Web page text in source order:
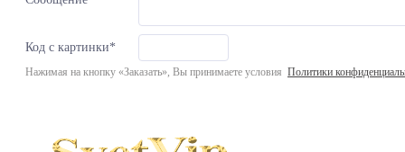
Код с картинки*
Нажимая на кнопку «Заказать», Вы принимаете условия Политики